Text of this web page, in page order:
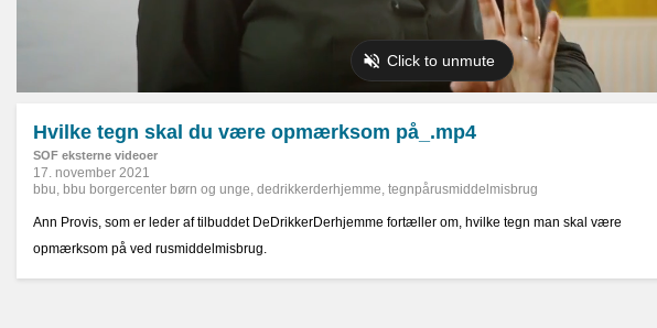
Hvilke tegn skal du være opmærksom på_.mp4
SOF eksterne videoer
17. november 2021
bbu, bbu borgercenter børn og unge, dedrikkerderhjemme, tegnpårusmiddelmisbrug
Ann Provis, som er leder af tilbuddet DeDrikkerDerhjemme fortæller om, hvilke tegn man skal være
opmærksom på ved rusmiddelmisbrug.